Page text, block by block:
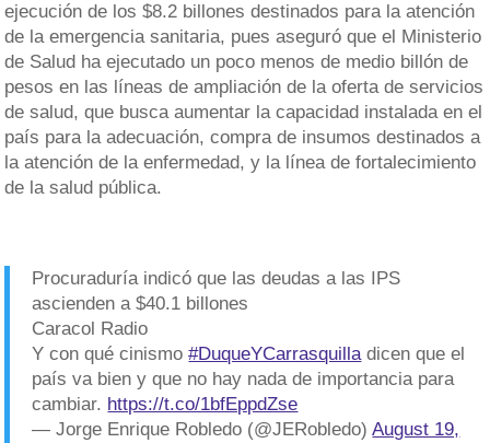
ejecución de los $8.2 billones destinados para la atención
de la emergencia sanitaria, pues aseguró que el Ministerio
de Salud ha ejecutado un poco menos de medio billón de
pesos en las líneas de ampliación de la oferta de servicios
de salud, que busca aumentar la capacidad instalada en el
país para la adecuación, compra de insumos destinados a
la atención de la enfermedad, y la línea de fortalecimiento
de la salud pública.
Procuraduría indicó que las deudas a las IPS
ascienden a $40.1 billones
Caracol Radio
Y con qué cinismo#DuqueYCarrasquilladicen que el
país va bien y que no hay nada de importancia para
cambiar. https://t.co/1bfEppdZse
— Jorge Enrique Robledo (@JERobledo)August 19,